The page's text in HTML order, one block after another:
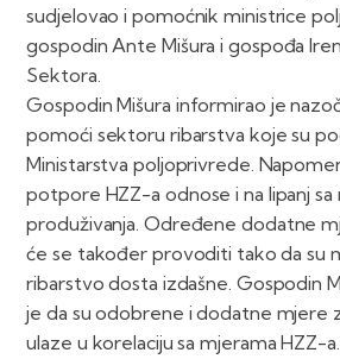
sudjelovao i pomoćnik ministrice
gospodin Ante Mišura i gospođa
Sektora.
Gospodin Mišura informirao je
pomoći sektoru ribarstva koje su
Ministarstva poljoprivrede.
potpore HZZ-a odnose i na lipanj sa
produživanja. Određene dodatne
će se također provoditi tako da su
ribarstvo dosta izdašne. Gospodin
je da su odobrene i dodatne mjere
ulaze u korelaciju sa mjerama HZZ-